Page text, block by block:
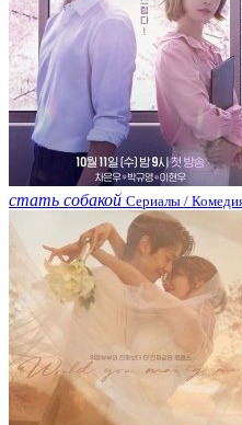
стать собакой Сериалы /